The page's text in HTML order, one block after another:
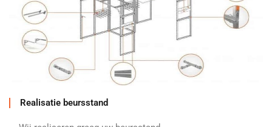
Realisatie beursstand